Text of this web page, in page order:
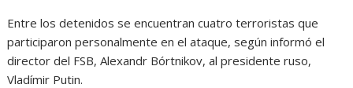
Entre los detenidos se encuentran cuatro terroristas que
participaron personalmente en el ataque, según informó el
director del FSB, Alexandr Bórtnikov, al presidente ruso,
Vladímir Putin.